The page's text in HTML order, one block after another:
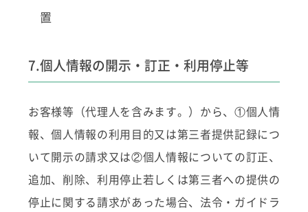
置
7.個人情報の開示・訂正・利用停止等
お客様等（代理人を含みます。）から、①個人情
報、個人情報の利用目的又は第三者提供記録につ
いて開示の請求又は②個人情報についての訂正、
追加、削除、利用停止若しくは第三者への提供の
停止に関する請求があった場合、法令・ガイドラ